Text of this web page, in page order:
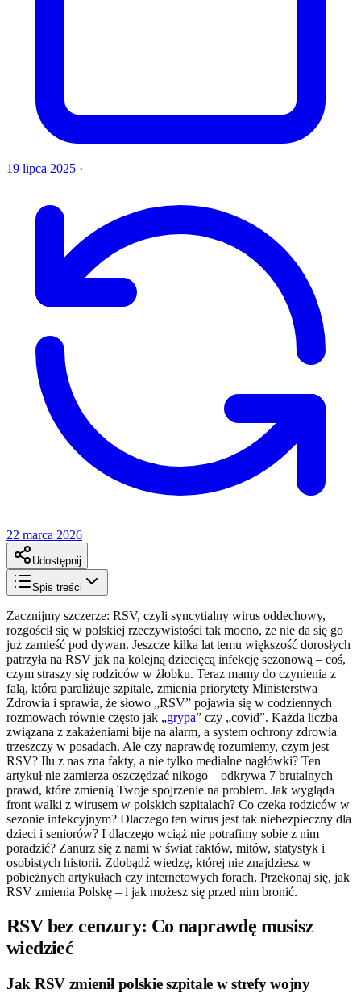
19 lipca 2025 ·
22 marca 2026
Udostępnij
Spis treści
Zacznijmy szczerze: RSV, czyli syncytialny wirus oddechowy,
rozgościł się w polskiej rzeczywistości tak mocno, że nie da się go
już zamieść pod dywan. Jeszcze kilka lat temu większość dorosłych
patrzyła na RSV jak na kolejną dziecięcą infekcję sezonową – coś,
czym straszy się rodziców w żłobku. Teraz mamy do czynienia z
falą, która paraliżuje szpitale, zmienia priorytety Ministerstwa
Zdrowia i sprawia, że słowo „RSV” pojawia się w codziennych
rozmowach równie często jak „grypa” czy „covid”. Każda liczba
związana z zakażeniami bije na alarm, a system ochrony zdrowia
trzeszczy w posadach. Ale czy naprawdę rozumiemy, czym jest
RSV? Ilu z nas zna fakty, a nie tylko medialne nagłówki? Ten
artykuł nie zamierza oszczędzać nikogo – odkrywa 7 brutalnych
prawd, które zmienią Twoje spojrzenie na problem. Jak wygląda
front walki z wirusem w polskich szpitalach? Co czeka rodziców w
sezonie infekcyjnym? Dlaczego ten wirus jest tak niebezpieczny dla
dzieci i seniorów? I dlaczego wciąż nie potrafimy sobie z nim
poradzić? Zanurz się z nami w świat faktów, mitów, statystyk i
osobistych historii. Zdobądź wiedzę, której nie znajdziesz w
pobieżnych artykułach czy internetowych forach. Przekonaj się, jak
RSV zmienia Polskę – i jak możesz się przed nim bronić.
RSV bez cenzury: Co naprawdę musisz
wiedzieć
Jak RSV zmienił polskie szpitale w strefy wojny